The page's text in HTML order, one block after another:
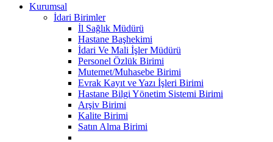
Kurumsal
İdari Birimler
İl Sağlık Müdürü
Hastane Başhekimi
İdari Ve Mali İşler Müdürü
Personel Özlük Birimi
Mutemet/Muhasebe Birimi
Evrak Kayıt ve Yazı İşleri Birimi
Hastane Bilgi Yönetim Sistemi Birimi
Arşiv Birimi
Kalite Birimi
Satın Alma Birimi